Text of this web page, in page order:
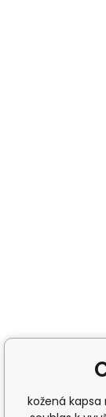
kožená